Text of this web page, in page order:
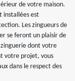
de votre maison.
installées est
Les zingueurs de
se feront un plaisir de
zinguerie dont votre
votre projet, vous
dans le respect des